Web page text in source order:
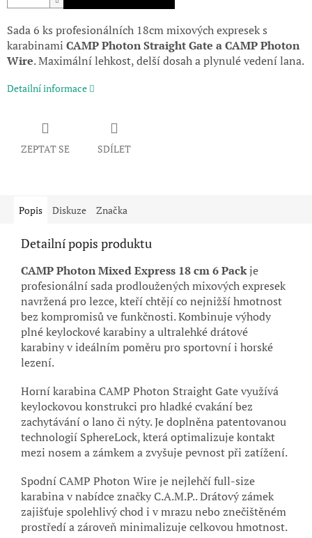
Sada 6 ks profesionálních 18cm mixových expresek s
karabinami CAMP Photon Straight Gate a CAMP Photon
Wire. Maximální lehkost, delší dosah a plynulé vedení lana.
Detailní informace
ZEPTAT SE SDÍLET
Popis Diskuze Značka
Detailní popis produktu
CAMP Photon Mixed Express 18 cm 6 Packje
profesionální sada prodloužených mixových expresek
navržená pro lezce, kteří chtějí co nejnižší hmotnost
bez kompromisů ve funkčnosti. Kombinuje výhody
plné keylockové karabiny a ultralehké drátové
karabiny v ideálním poměru pro sportovní i horské
lezení.
Horní karabina CAMP Photon Straight Gate využívá
keylockovou konstrukci pro hladké cvakání bez
zachytávání o lano či nýty. Je doplněna patentovanou
technologií SphereLock, která optimalizuje kontakt
mezi nosem a zámkem a zvyšuje pevnost při zatížení.
Spodní CAMP Photon Wire je nejlehčí full-size
karabina v nabídce značkyC.A.M.P.. Drátový zámek
zajišťuje spolehlivý chod i v mrazu nebo znečištěném
prostředí a zároveň minimalizuje celkovou hmotnost.